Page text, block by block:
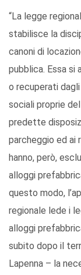
“La legge
stabilisce la
canoni di
pubblica. Essa
o recuperati
sociali proprie
predette
parcheggio ed ai
hanno, però,
alloggi
questo modo,
regionale lede i
alloggi
subito dopo il
Lapenna – la